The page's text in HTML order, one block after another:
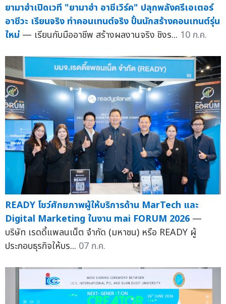
ยามาฮ่าเปิดเวที "ยามาฮ่า อาชีเวิร์ค" ปลุกพลังครีเอเตอร์
อาชีวะ เรียนจริง ทำคอนเทนต์จริง ปั้นนักสร้างคอนเทนต์รุ่น
ใหม่ — เรียนกับมืออาชีพ สร้างผลงานจริง ชิงร... 10 ก.ค.
READY โชว์ศักยภาพผู้ให้บริการด้าน MarTech และ
Digital Marketing ในงาน mai FORUM 2026 —
บริษัท เรดดี้แพลนเน็ต จำกัด (มหาชน) หรือ READY ผู้
ประกอบธุรกิจให้บร... 07 ก.ค.